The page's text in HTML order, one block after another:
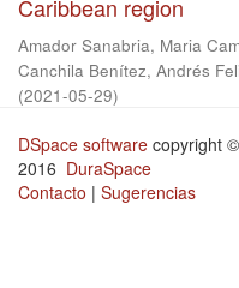
Caribbean region
Amador Sanabria, Maria
Canchila Benítez, Andrés
(2021-05-29)
DSpace software copyright
2016 DuraSpace
Contacto | Sugerencias